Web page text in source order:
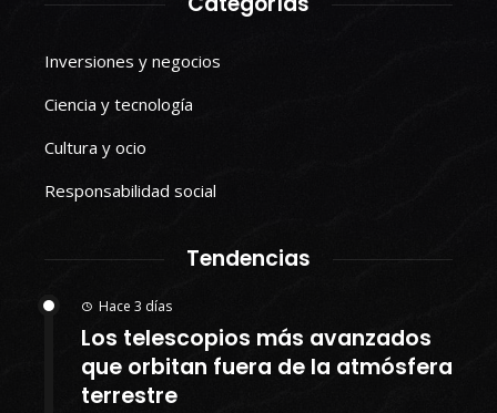
Inversiones y negocios
Ciencia y tecnología
Cultura y ocio
Responsabilidad social
Tendencias
Hace 3 días
Los telescopios más avanzados
que orbitan fuera de la atmósfera
terrestre